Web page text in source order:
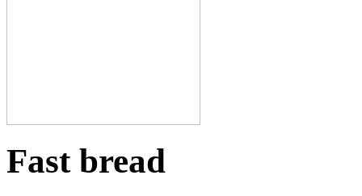
Fast bread